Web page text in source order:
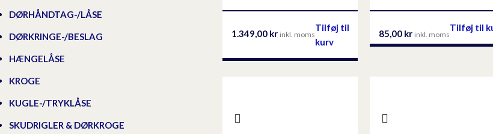
DØRHÅNDTAG-/LÅSE
DØRKRINGE-/BESLAG
HÆNGELÅSE
KROGE
KUGLE-/TRYKLÅSE
SKUDRIGLER & DØRKROGE
1.349,00 kr inkl. moms
Tilføj til
kurv
85,00 kr inkl. moms
Tilføj til